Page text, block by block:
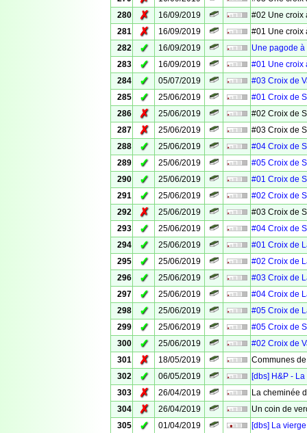
280
✗ 16/09/2019
#02 Une croix
281
✗ 16/09/2019
#01 Une croix
282
✓ 16/09/2019
Une pagode
283
✓ 16/09/2019
#01 Une croix
284
✓ 05/07/2019
#03 Croix de
285
✓ 25/06/2019
#01 Croix de
286
✗ 25/06/2019
#02 Croix de
287
✗ 25/06/2019
#03 Croix de
288
✓ 25/06/2019
#04 Croix de
289
✓ 25/06/2019
#05 Croix de
290
✓ 25/06/2019
#01 Croix de
291
✓ 25/06/2019
#02 Croix de
292
✗ 25/06/2019
#03 Croix de
293
✓ 25/06/2019
#04 Croix de
294
✓ 25/06/2019
#01 Croix de
295
✓ 25/06/2019
#02 Croix de
296
✓ 25/06/2019
#03 Croix de
297
✓ 25/06/2019
#04 Croix de
298
✓ 25/06/2019
#05 Croix de
299
✓ 25/06/2019
#05 Croix de
300
✓ 25/06/2019
#02 Croix de
301
✗ 18/05/2019
Communes
302
✓ 06/05/2019
[dbs] H&P -
303
✗ 26/04/2019
La cheminée
304
✗ 26/04/2019
Un coin de
305
✓ 01/04/2019
[dbs] La